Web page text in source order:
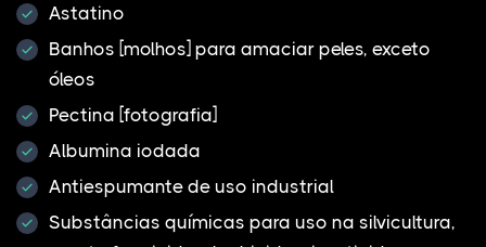
Astatino
Banhos [molhos] para amaciar peles, exceto
óleos
Pectina [fotografia]
Albumina iodada
Antiespumante de uso industrial
Substâncias químicas para uso na silvicultura,